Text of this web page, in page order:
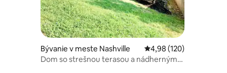
Bývanie v meste Nashville Priemerné
4,98 (120)
Dom so strešnou terasou a nádherným